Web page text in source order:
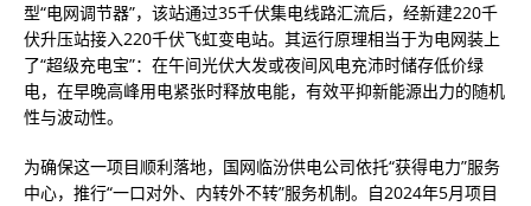
型“电网调节器”，该站通过35千伏集电线路汇流后，经新建220千
伏升压站接入220千伏飞虹变电站。其运行原理相当于为电网装上
了“超级充电宝”：在午间光伏大发或夜间风电充沛时储存低价绿
电，在早晚高峰用电紧张时释放电能，有效平抑新能源出力的随机
性与波动性。
为确保这一项目顺利落地，国网临汾供电公司依托“获得电力”服务
中心，推行“一口对外、内转外不转”服务机制。自2024年5月项目